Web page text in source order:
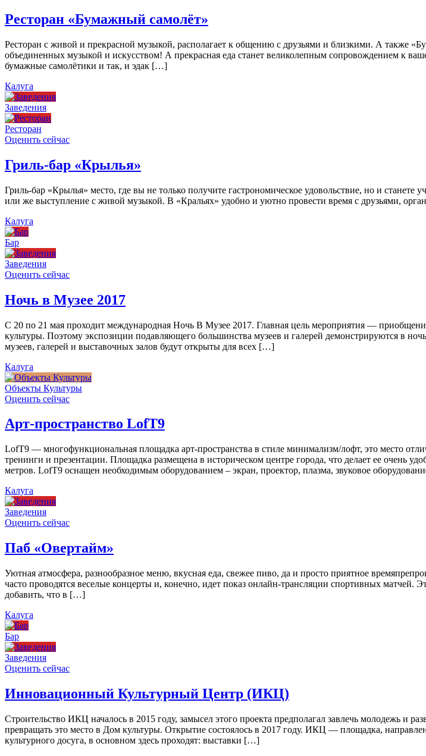
Ресторан «Бумажный самолёт»
Ресторан с живой и прекрасной музыкой, располагает к общению с друзьями и близкими. А также
объединенных музыкой и искусством! А прекрасная еда станет великолепным сопровождением к
бумажные самолётики и так, и эдак […]
Калуга
Заведения
Ресторан
Оценить сейчас
Гриль-бар «Крылья»
Гриль-бар «Крылья» место, где вы не только получите гастрономическое удовольствие, но и
или же выступление с живой музыкой. В «Кральях» удобно и уютно провести время с друзьями,
Калуга
Бар
Заведения
Оценить сейчас
Ночь в Музее 2017
С 20 по 21 мая проходит международная Ночь В Музее 2017. Главная цель мероприятия —
культуры. Поэтому экспозиции подавляющего большинства музеев и галерей демонстрируются в
музеев, галерей и выставочных залов будут открыты для всех […]
Калуга
Объекты Культуры
Оценить сейчас
Арт-пространство LofT9
LofT9 — многофункциональная площадка арт-пространства в стиле минимализм/лофт, это место
тренинги и презентации. Площадка размещена в историческом центре города, что делает ее очень
метров. LofT9 оснащен необходимым оборудованием – экран, проектор, плазма, звуковое
Калуга
Заведения
Оценить сейчас
Паб «Овертайм»
Уютная атмосфера, разнообразное меню, вкусная еда, свежее пиво, да и просто приятное
часто проводятся веселые концерты и, конечно, идет показ онлайн-трансляции спортивных матчей.
добавить, что в […]
Калуга
Бар
Заведения
Оценить сейчас
Инновационный Культурный Центр (ИКЦ)
Строительство ИКЦ началось в 2015 году, замысел этого проекта предполагал завлечь молодежь и
превращать это место в Дом культуры. Открытие состоялось в 2017 году. ИКЦ — площадка,
культурного досуга, в основном здесь проходят: выставки […]